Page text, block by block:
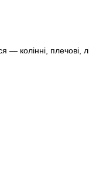
колінні, плечові,